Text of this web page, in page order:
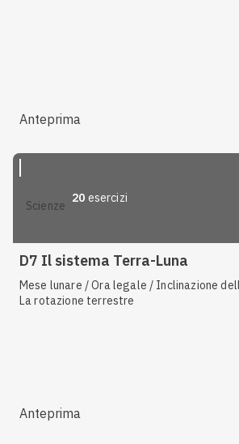
Anteprima
scienze
20 esercizi
D7 Il sistema Terra-Luna
Mese lunare / Ora legale / Inclinazione
La rotazione terrestre
Anteprima